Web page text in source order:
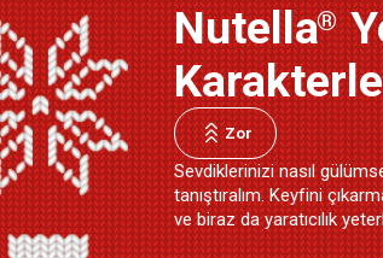
Nutella®
Zor
Sevdiklerinizi nasıl
tanıştıralım. Keyfini
ve biraz da yaratıcılık